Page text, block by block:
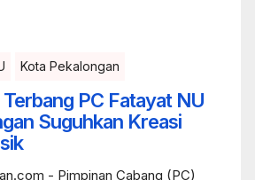
Kota Pekalongan
PC Fatayat NU
Suguhkan Kreasi
- Pimpinan Cabang (PC)